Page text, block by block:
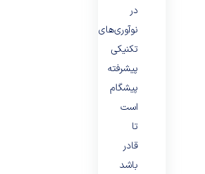
در
نوآوری‌های
تکنیکی
پیشرفته
پیشگام
است
تا
قادر
باشد